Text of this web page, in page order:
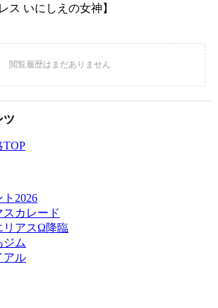
ス いにしえの女神】
ツ
TOP
2026
カレード
リアスΩ降臨
ジム
アル